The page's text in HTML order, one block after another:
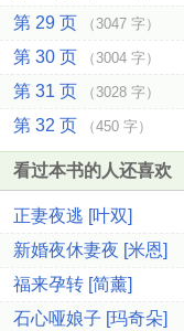
第 29 页 （3047 字）
第 30 页 （3004 字）
第 31 页 （3028 字）
第 32 页 （450 字）
看过本书的人还喜欢
正妻夜逃 [叶双]
新婚夜休妻夜 [米恩]
福来孕转 [简薰]
石心哑娘子 [玛奇朵]